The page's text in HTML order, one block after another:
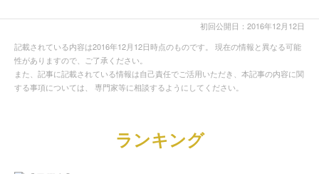
初回公開日：2016年12月12日
記載されている内容は2016年12月12日時点のものです。 現在の情報と異なる可能
性がありますので、ご了承ください。
また、記事に記載されている情報は自己責任でご活用いただき、本記事の内容に関
する事項については、 専門家等に相談するようにしてください。
ランキング